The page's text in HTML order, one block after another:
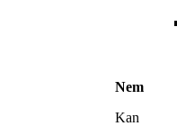
Nem
Kan